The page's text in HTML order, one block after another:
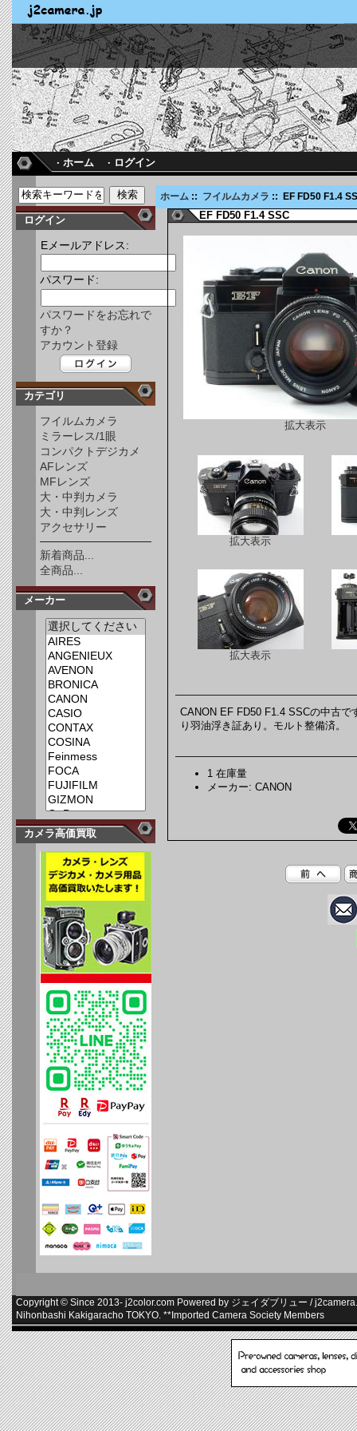
· ホーム · ログイン
ログイン
Eメールアドレス:
パスワード:
パスワードをお忘れで
すか？
アカウント登録
カテゴリ
フイルムカメラ
ミラーレス/1眼
コンパクトデジカメ
AFレンズ
MFレンズ
大・中判カメラ
大・中判レンズ
アクセサリー
新着商品...
全商品...
メーカー
カメラ高価買取
ホーム :: フイルムカメラ :: EF FD50 F1.4
EF FD50 F1.4 SSC
拡大表示
拡大表示
拡大表示
CANON EF FD50 F1.4 SSCの中古
り羽油浮き証あり。モルト整備済。
1 在庫量
メーカー: CANON
Copyright © Since 2013- j2color.com Powered by ジェイダブリュー /
Nihonbashi Kakigaracho TOKYO. ** Imported Camera Society Members